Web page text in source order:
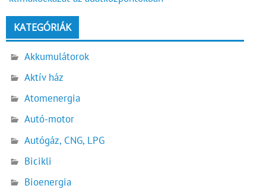
KATEGÓRIÁK
Akkumulátorok
Aktív ház
Atomenergia
Autó-motor
Autógáz, CNG, LPG
Bicikli
Bioenergia